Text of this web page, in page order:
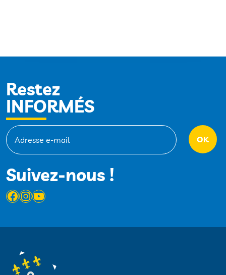
Restez
INFORMÉS
Suivez-nous !
Facebook
Instagram
YouTube